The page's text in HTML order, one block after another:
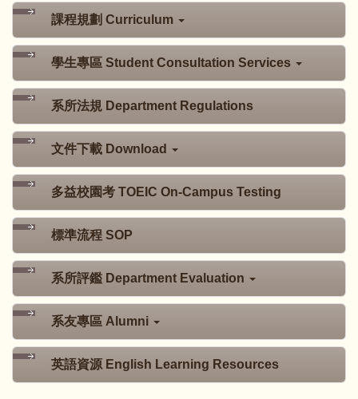
課程規劃 Curriculum
學生專區 Student Consultation Services
系所法規 Department Regulations
文件下載 Download
多益校園考 TOEIC On-Campus Testing
標準流程 SOP
系所評鑑 Department Evaluation
系友專區 Alumni
英語資源 English Learning Resources